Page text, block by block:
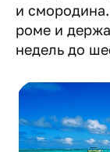
и
роме и
недель до